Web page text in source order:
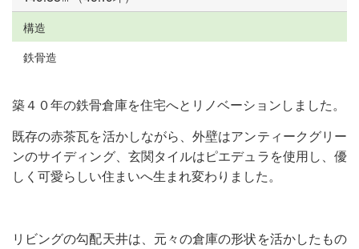
構造
鉄骨造
築４０年の鉄骨倉庫を住宅へとリノベーションしました。
既存の赤茶瓦を活かしながら、外壁はアンティークグリー
ンのサイディング、玄関タイルはピエデュラを使用し、優
しく可愛らしい住まいへ生まれ変わりました。
リビングの勾配天井は、元々の倉庫の形状を活かしたもの